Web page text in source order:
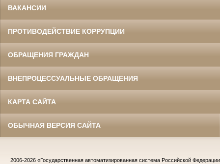
ВАКАНСИИ
ПРОТИВОДЕЙСТВИЕ КОРРУПЦИИ
ОБРАЩЕНИЯ ГРАЖДАН
ВНЕПРОЦЕССУАЛЬНЫЕ ОБРАЩЕНИЯ
КАРТА САЙТА
ОБЫЧНАЯ ВЕРСИЯ САЙТА
2006-2026 «Государственная автоматизированная система Российской